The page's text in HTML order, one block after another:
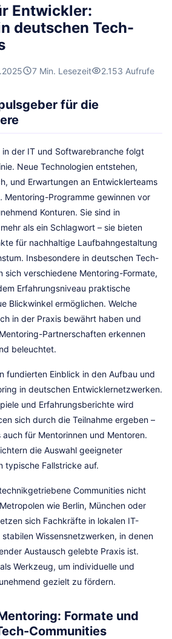
Entwickler:
deutschen Tech-
7 Min. Lesezeit 2.153 Aufrufe
für die
in der IT und Softwarebranche folgt
Neue Technologien entstehen,
und Erwartungen an Entwicklerteams
Mentoring-Programme gewinnen vor
Konturen. Sie sind in
als ein Schlagwort – sie bieten
für nachhaltige Laufbahngestaltung
Insbesondere in deutschen Tech-
sich verschiedene Mentoring-Formate,
Erfahrungsniveau praktische
Blickwinkel ermöglichen. Welche
in der Praxis bewährt haben und
Partnerschaften erkennen
beleuchtet.
fundierten Einblick in den Aufbau und
in deutschen Entwicklernetzwerken.
und Erfahrungsberichte wird
sich durch die Teilnahme ergeben –
für Mentorinnen und Mentoren.
die Auswahl geeigneter
typische Fallstricke auf.
Communities nicht
wie Berlin, München oder
sich Fachkräfte in lokalen IT-
Wissensnetzwerken, in denen
Austausch gelebte Praxis ist.
Werkzeug, um individuelle und
gezielt zu fördern.
Formate und
Communities